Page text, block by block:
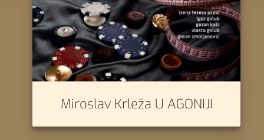
Miroslav Krleža U AGONIJI